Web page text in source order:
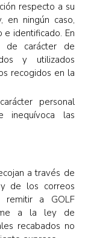
respecto a su
en ningún caso,
e identificado. En
de carácter de
y utilizados
recogidos en la
personal
inequívoca las
a través de
de los correos
remitir a GOLF
a la ley de
recabados no